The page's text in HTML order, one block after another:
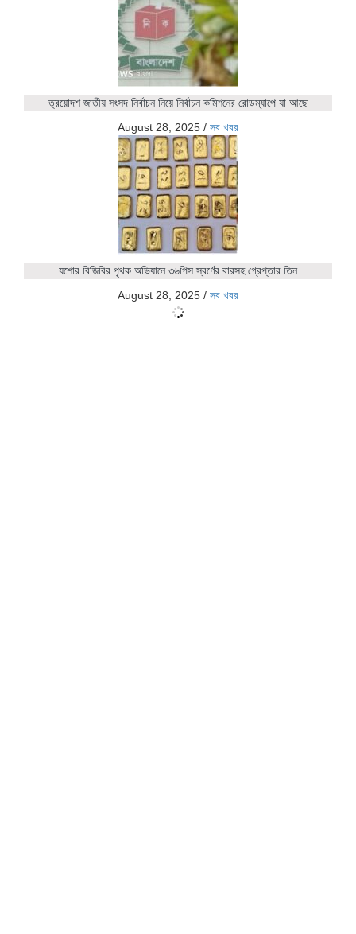
ত্রয়োদশ জাতীয় সংসদ নির্বাচন নিয়ে নির্বাচন কমিশনের রোডম্যাপে যা আছে
August 28, 2025 / সব খবর
যশোর বিজিবির পৃথক অভিযানে ৩৬পিস স্বর্ণের বারসহ গ্রেপ্তার তিন
August 28, 2025 / সব খবর